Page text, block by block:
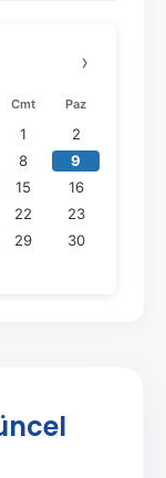
›
Cmt Paz
1
2
8
9
15
16
22
23
29
30